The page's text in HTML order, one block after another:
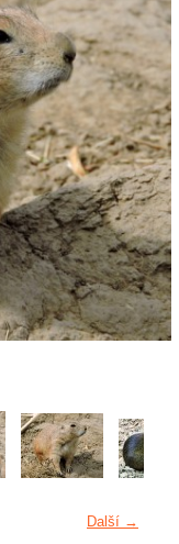
Další →